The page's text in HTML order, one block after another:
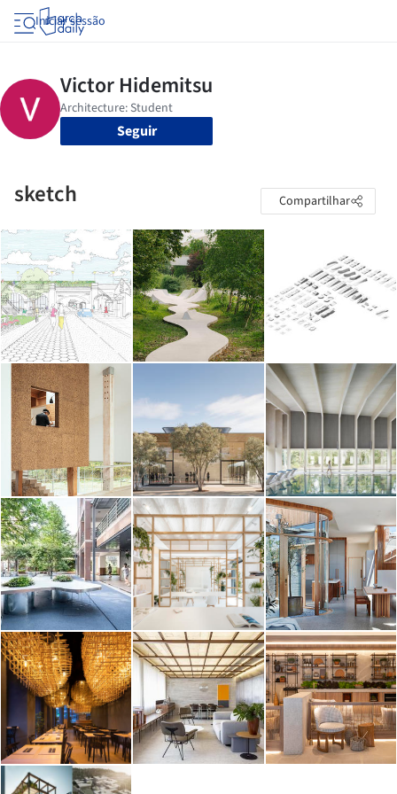
Iniciar sessão
Seguir
sketch Compartilhar